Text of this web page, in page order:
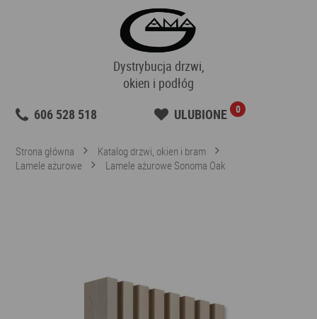
Dystrybucja drzwi,
okien i podłóg
606 528 518
ULUBIONE 0
Strona główna
Katalog drzwi, okien i bram
Lamele ażurowe
Lamele ażurowe Sonoma Oak